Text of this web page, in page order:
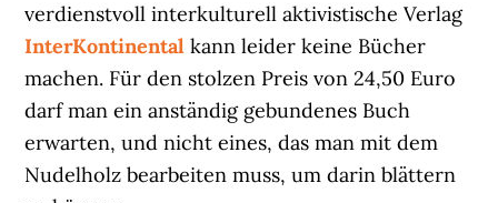
verdienstvoll interkulturell aktivistische Verlag
InterKontinental kann leider keine Bücher
machen. Für den stolzen Preis von 24,50 Euro
darf man ein anständig gebundenes Buch
erwarten, und nicht eines, das man mit dem
Nudelholz bearbeiten muss, um darin blättern